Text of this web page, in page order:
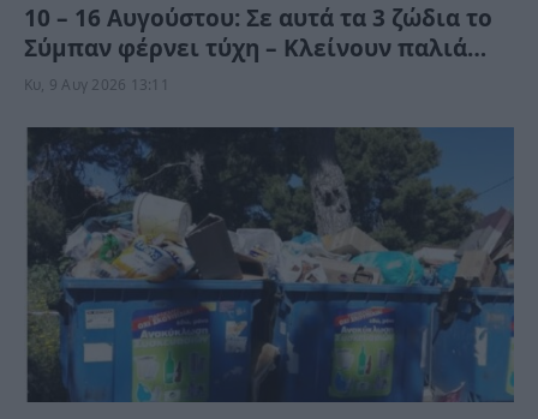
10 – 16 Αυγούστου: Σε αυτά τα 3 ζώδια το
Σύμπαν φέρνει τύχη – Κλείνουν παλιά
τεφτέρια και τους αντιμετωπίζουν
Κυ, 9 Αυγ 2026 13:11